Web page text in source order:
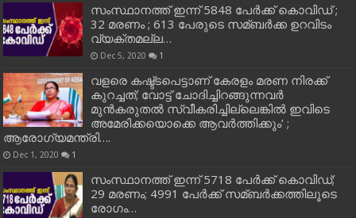
സംസ്ഥാനത്ത് ഇന്ന് 5848 പേര്‍ക്ക് കൊവി‌ഡ് ;
32 മരണം ; 613 പേരുടെ സമ്ബര്‍ക്ക ഉറവിടം
വ്യക്തമല്ല…
Dec 5, 2020 1
വളരെ കഷ്ട്ടപെട്ടാണ് കേരളം മരണ നിരക്ക്
കുറച്ചത്; വോട്ട് ചോദിച്ചിറങ്ങുന്നവർ
മുൻകരുതൽ സ്വീകരിച്ചില്ലെങ്കിൽ ഇവിടെ
അമേരിക്കയൊക്കെ ആവർത്തിക്കും’ ;
ആരോഗ്യമന്ത്രി….
Dec 1, 2020 1
സംസ്ഥാനത്ത് ഇന്ന് 5718 പേര്‍ക്ക് കൊവിഡ്;
29 മരണം; 4991 പേര്‍ക്ക് സമ്ബര്‍ക്കത്തിലൂടെ
രോഗം…